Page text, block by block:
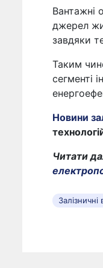
Вантажні
джерел
завдяки
Таким
сегменті
Новини
Читати
Залізничні